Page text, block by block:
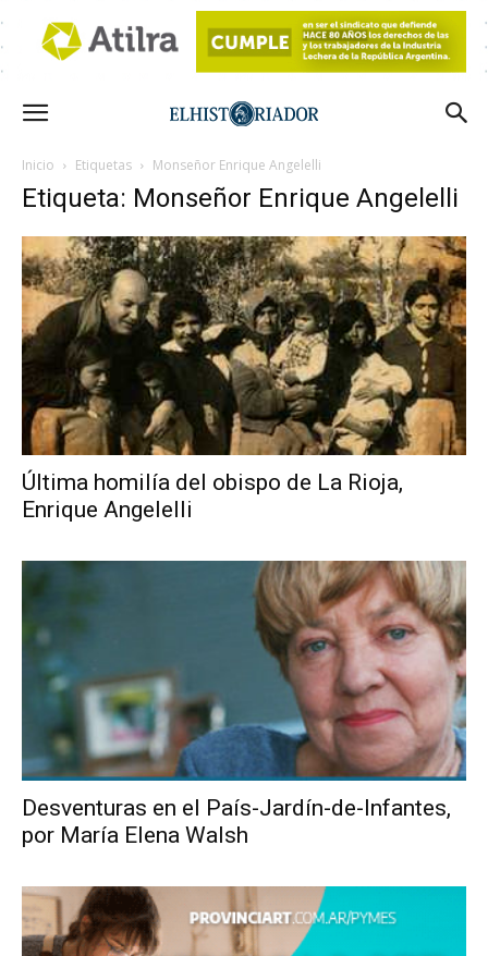
Inicio Etiquetas Monseñor Enrique Angelelli
Etiqueta: Monseñor Enrique Angelelli
Última homilía del obispo de La Rioja,
Enrique Angelelli
Desventuras en el País-Jardín-de-Infantes,
por María Elena Walsh